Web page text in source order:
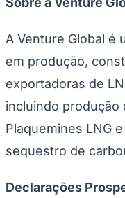
NFL
Tênis (ATP)
MLB
NHL
Atletismo
Vôlei
NBB
Competições de Futebol
Brasileirão Série A
Copa do Brasil
A Venture Global é
em produção,
exportadoras de
incluindo produção
Plaquemines LNG
sequestro de
Declarações